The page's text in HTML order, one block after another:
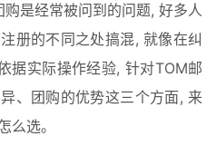
是经常被问到的问题, 好多人
册的不同之处搞混, 就像在纠
据实际操作经验, 针对TOM邮
、团购的优势这三个方面, 来
么选。